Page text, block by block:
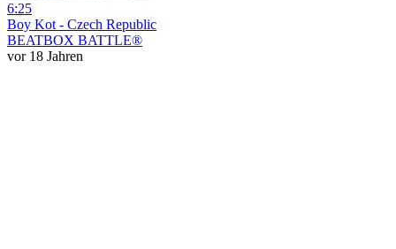
6:25
Boy Kot - Czech Republic
BEATBOX BATTLE®
vor 18 Jahren